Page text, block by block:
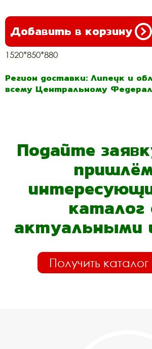
Добавить в корзину
1520*850*880
Регион доставки: Липецк и
всему Центральному
Подайте
каталог
актуальными
Получить каталог